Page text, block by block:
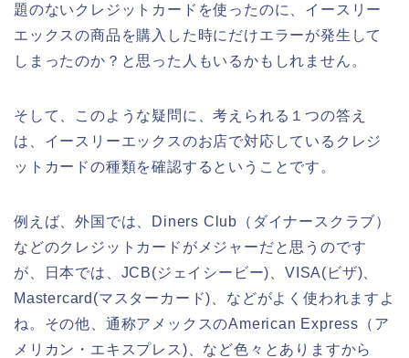
題のないクレジットカードを使ったのに、イースリー
エックスの商品を購入した時にだけエラーが発生して
しまったのか？と思った人もいるかもしれません。
そして、このような疑問に、考えられる１つの答え
は、イースリーエックスのお店で対応しているクレジ
ットカードの種類を確認するということです。
例えば、外国では、Diners Club（ダイナースクラブ）
などのクレジットカードがメジャーだと思うのです
が、日本では、JCB(ジェイシービー)、VISA(ビザ)、
Mastercard(マスターカード)、などがよく使われますよ
ね。その他、通称アメックスのAmerican Express（ア
メリカン・エキスプレス)、など色々とありますから